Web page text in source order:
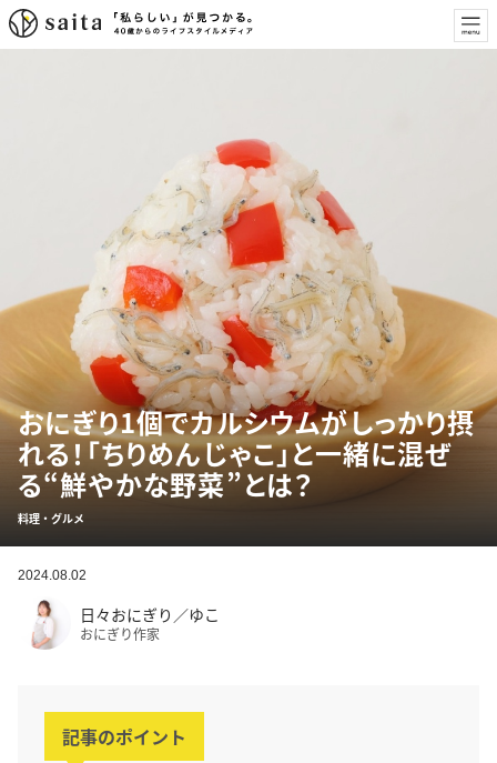
おにぎり1個でカルシウムがしっかり摂
れる！「ちりめんじゃこ」と一緒に混ぜ
る“鮮やかな野菜”とは？
料理・グルメ
2024.08.02
日々おにぎり／ゆこ
おにぎり作家
記事のポイント